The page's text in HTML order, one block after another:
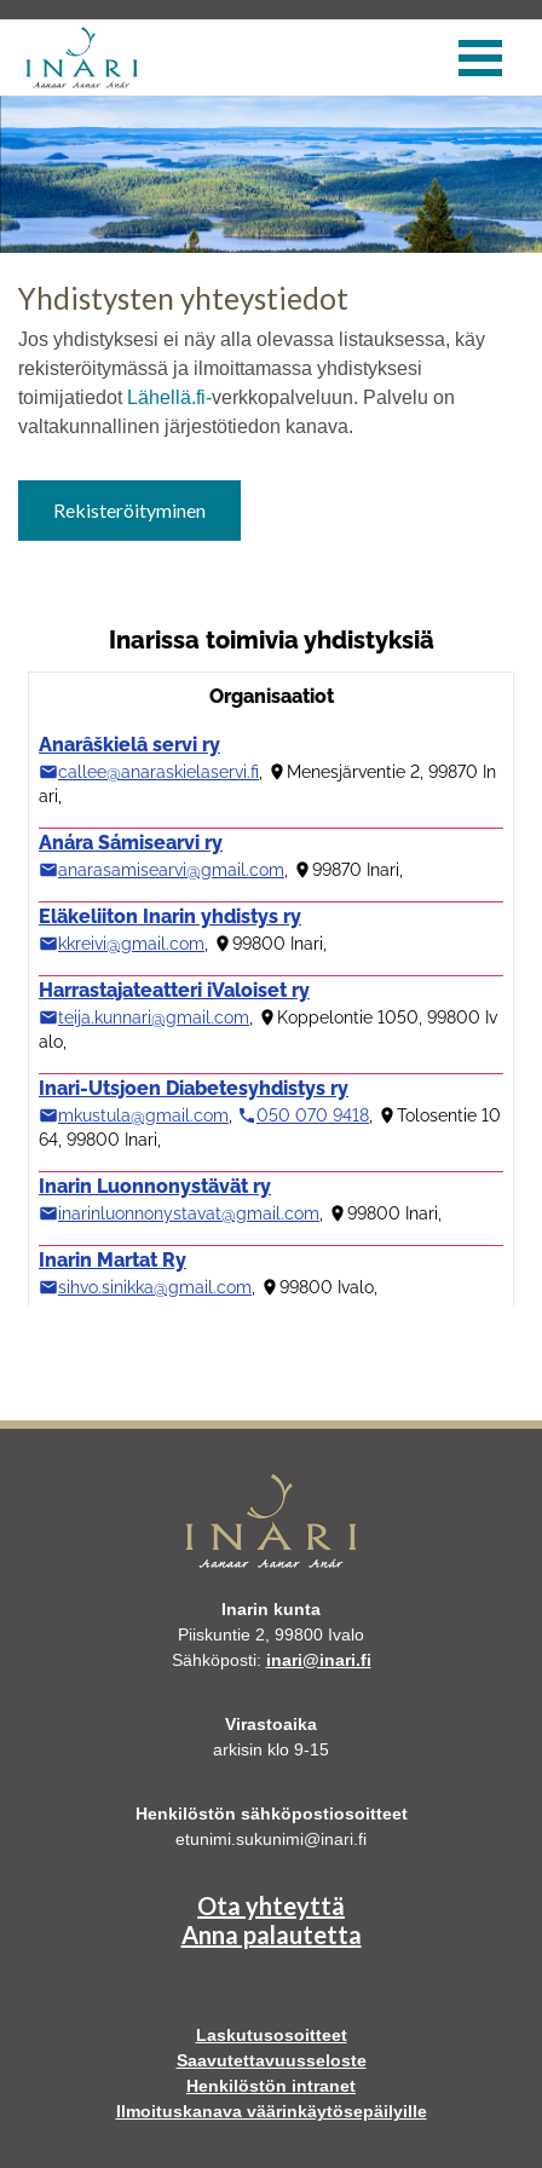
Yhdistysten yhteystiedot
Jos yhdistyksesi ei näy alla olevassa listauksessa, käy
rekisteröitymässä ja ilmoittamassa yhdistyksesi
toimijatiedot Lähellä.fi-verkkopalveluun. Palvelu on
valtakunnallinen järjestötiedon kanava.
Rekisteröityminen
Inarin kunta
Piiskuntie 2, 99800 Ivalo
Sähköposti: inari@inari.fi
Virastoaika
arkisin klo 9-15
Henkilöstön sähköpostiosoitteet
etunimi.sukunimi@inari.fi
Ota yhteyttä
Anna palautetta
Laskutusosoitteet
Saavutettavuusseloste
Henkilöstön intranet
Ilmoituskanava väärinkäytösepäilyille